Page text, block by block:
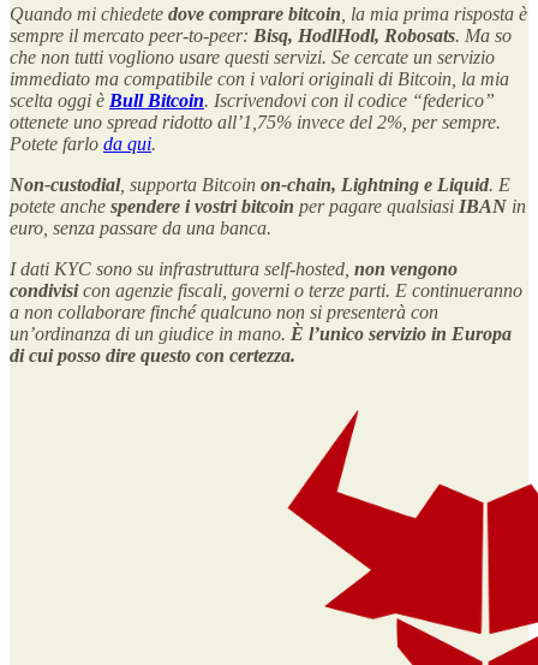
Quando mi chiedete dove comprare bitcoin , la mia prima risposta è
sempre il mercato peer-to-peer: Bisq, HodlHodl, Robosats. Ma so
che non tutti vogliono usare questi servizi. Se cercate un servizio
immediato ma compatibile con i valori originali di Bitcoin, la mia
scelta oggi è Bull Bitcoin. Iscrivendovi con il codice “federico”
ottenete uno spread ridotto all’1,75% invece del 2%, per sempre.
Potete farlo da qui.
Non-custodial, supporta Bitcoin on-chain, Lightning e Liquid. E
potete anche spendere i vostri bitcoin per pagare qualsiasi IBAN in
euro, senza passare da una banca.
I dati KYC sono su infrastruttura self-hosted, non vengono
condivisicon agenzie fiscali, governi o terze parti. E continueranno
a non collaborare finché qualcuno non si presenterà con
un’ordinanza di un giudice in mano. È l’unico servizio in Europa
di cui posso dire questo con certezza.